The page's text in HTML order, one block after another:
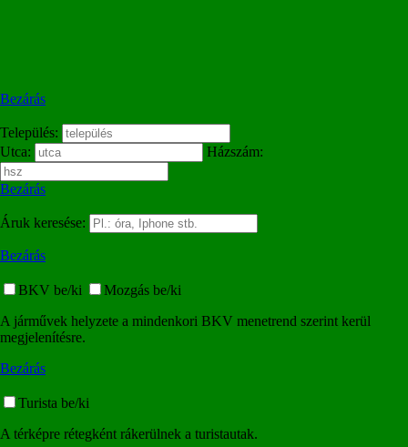
Bezárás
Település:
Utca:
Házszám:
Bezárás
Áruk keresése:
Bezárás
BKV be/ki
Mozgás be/ki
A járművek helyzete a mindenkori BKV menetrend szerint kerül
megjelenítésre.
Bezárás
Turista be/ki
A térképre rétegként rákerülnek a turistautak.